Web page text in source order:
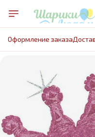
Оформление заказа